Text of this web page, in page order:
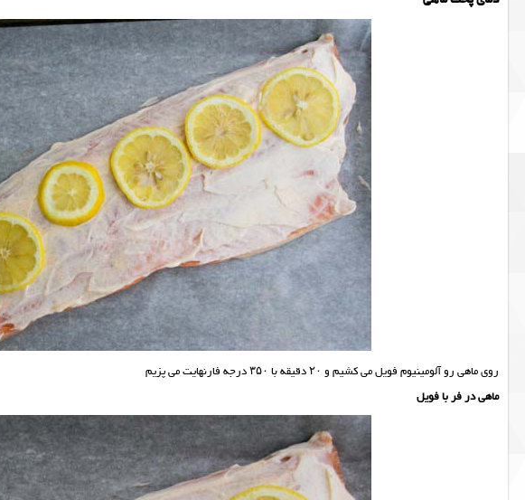
روی ماهی رو آلومینیوم فویل می کشیم و ۲۰ دقیقه با ۳۵۰ درجه فارنهایت می پزیم
ماهی در فر با فویل